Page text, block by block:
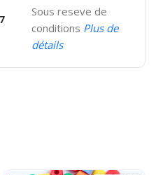
Sous reseve de
conditions Plus de
détails